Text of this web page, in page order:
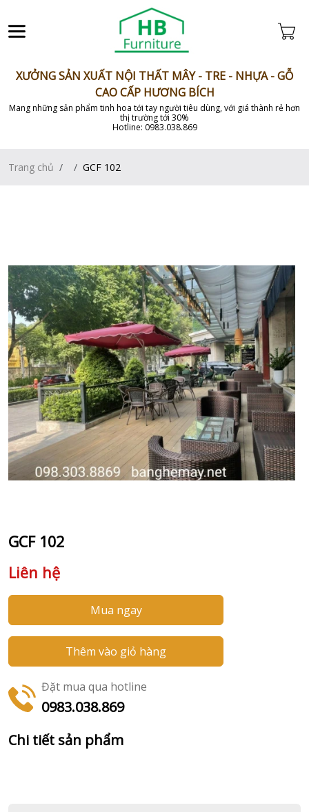
XƯỞNG SẢN XUẤT NỘI THẤT MÂY - TRE - NHỰA - GỖ
CAO CẤP HƯƠNG BÍCH
Mang những sản phẩm tinh hoa tới tay người tiêu dùng, với giá thành rẻ hơn
thị trường tới 30%
Hotline: 0983.038.869
Trang chủ GCF 102
GCF 102
Liên hệ
Mua ngay
Thêm vào giỏ hàng
Đặt mua qua hotline
0983.038.869
Chi tiết sản phẩm